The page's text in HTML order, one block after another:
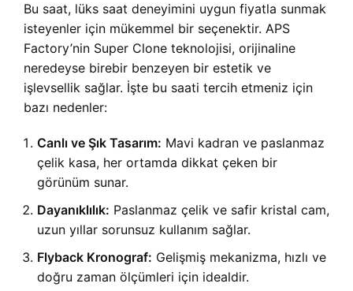
Bu saat, lüks saat deneyimini uygun fiyatla sunmak
isteyenler için mükemmel bir seçenektir. APS
Factory’nin Super Clone teknolojisi, orijinaline
neredeyse birebir benzeyen bir estetik ve
işlevsellik sağlar. İşte bu saati tercih etmeniz için
bazı nedenler:
Canlı ve Şık Tasarım: Mavi kadran ve paslanmaz
çelik kasa, her ortamda dikkat çeken bir
görünüm sunar.
Dayanıklılık: Paslanmaz çelik ve safir kristal cam,
uzun yıllar sorunsuz kullanım sağlar.
Flyback Kronograf: Gelişmiş mekanizma, hızlı ve
doğru zaman ölçümleri için idealdir.